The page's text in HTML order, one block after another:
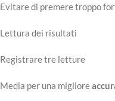
Evitare di premere troppo
Lettura dei risultati
Registrare tre letture
Media per una migliore